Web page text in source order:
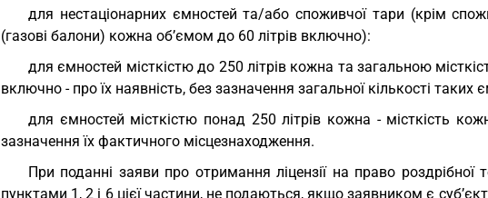
для нестаціонарних ємностей та/або споживчої тари (крім
(газові балони) кожна об’ємом до 60 літрів включно):
для ємностей місткістю до 250 літрів кожна та загальною
включно - про їх наявність, без зазначення загальної кількості
для ємностей місткістю понад 250 літрів кожна - місткість
зазначення їх фактичного місцезнаходження.
При поданні заяви про отримання ліцензії на право роздрібної
пунктами 1, 2 і 6 цієї частини, не подаються, якщо заявником є